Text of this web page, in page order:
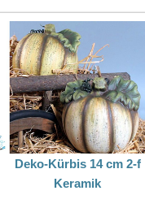
Deko-Kürbis 14 cm 2-f
Keramik